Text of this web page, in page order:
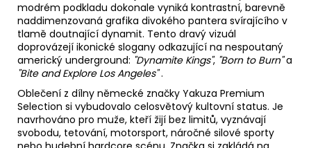
modrém podkladu dokonale vyniká kontrastní, barevně
naddimenzovaná grafika divokého pantera svírajícího v
tlamě doutnající dynamit. Tento dravý vizuál
doprovázejí ikonické slogany odkazující na nespoutaný
americký underground: "Dynamite Kings", "Born to Burn"a
"Bite and Explore Los Angeles".
Oblečení z dílny německé značky Yakuza Premium
Selection si vybudovalo celosvětový kultovní status. Je
navrhováno pro muže, kteří žijí bez limitů, vyznávají
svobodu, tetování, motorsport, náročné silové sporty